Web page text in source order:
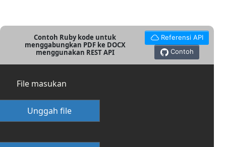
Contoh Ruby kode untuk
menggabungkan PDF ke DOCX
menggunakan REST API
Referensi API
Contoh
File masukan
Unggah file